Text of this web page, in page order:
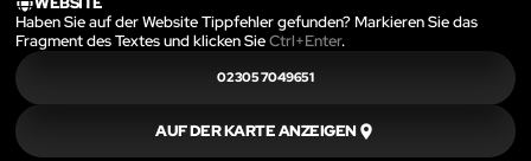
Haben Sie auf der Website Tippfehler gefunden? Markieren Sie das
Fragment des Textes und klicken SieCtrl+Enter.
02305 7049651
AUF DER KARTE ANZEIGEN